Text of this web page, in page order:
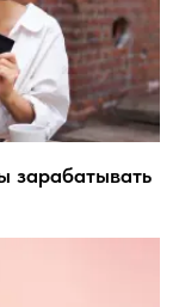
зарабатывать